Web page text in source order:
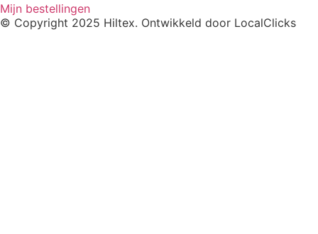
Mijn bestellingen
© Copyright 2025 Hiltex. Ontwikkeld door LocalClicks